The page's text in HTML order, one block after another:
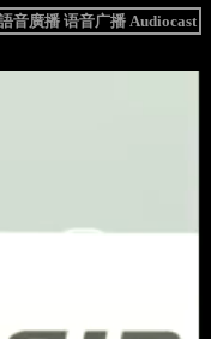
音廣播 语音广播 Audiocast